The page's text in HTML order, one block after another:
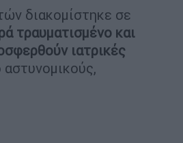
διακομίστηκε σε
τραυματισμένο και
ιατρικές
αστυνομικούς,